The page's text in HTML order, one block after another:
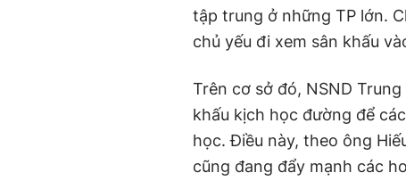
tập trung ở những TP lớn.
chủ yếu đi xem sân khấu
Trên cơ sở đó, NSND
khấu kịch học đường để
học. Điều này, theo ông
cũng đang đẩy mạnh các